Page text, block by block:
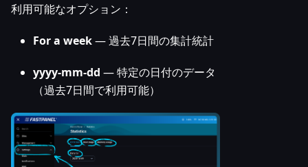
利用可能なオプション：
For a week— 過去7日間の集計統計
yyyy-mm-dd — 特定の日付のデータ
（過去7日間で利用可能）